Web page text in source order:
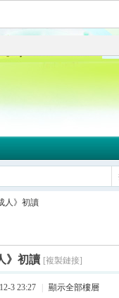
人》初讀
》初讀 [複製鏈接]
3 23:27 顯示全部樓層